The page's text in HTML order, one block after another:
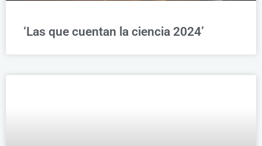
‘Las que cuentan la ciencia 2024’